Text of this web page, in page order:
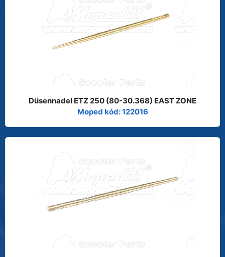
Düsennadel ETZ 250 (80-30.368) EAST ZONE
Moped kód: 122016